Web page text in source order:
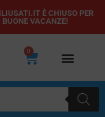
È CHIUSO PER
BUONE VACANZE!
0
Carrello